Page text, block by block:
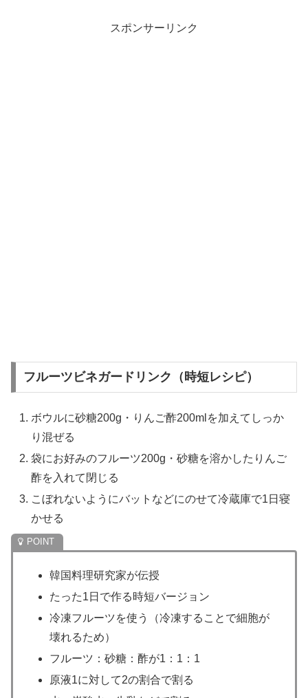
スポンサーリンク
フルーツビネガードリンク（時短レシピ）
ボウルに砂糖200g・りんご酢200mlを加えてしっか
り混ぜる
袋にお好みのフルーツ200g・砂糖を溶かしたりんご
酢を入れて閉じる
こぼれないようにバットなどにのせて冷蔵庫で1日寝
かせる
韓国料理研究家が伝授
たった1日で作る時短バージョン
冷凍フルーツを使う（冷凍することで細胞が
壊れるため）
フルーツ：砂糖：酢が1：1：1
原液1に対して2の割合で割る